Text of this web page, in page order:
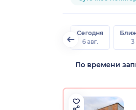
Сегодня
6 авг.
3